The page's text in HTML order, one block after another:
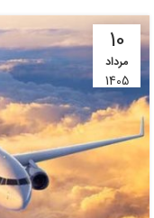
10
مرداد
1405